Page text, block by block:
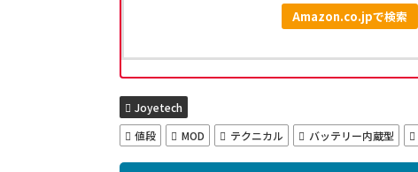
Amazon.co.jpで検索
Joyetech
値段
MOD テクニカル バッテリー内蔵型